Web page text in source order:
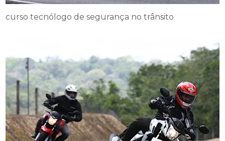
curso tecnólogo de segurança no trânsito